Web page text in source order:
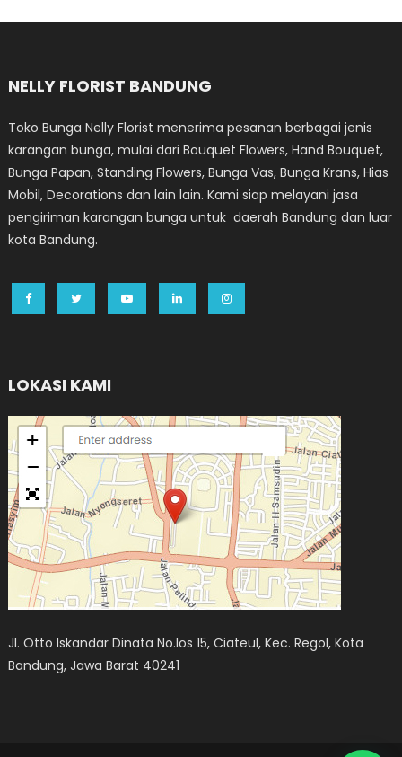
NELLY FLORIST BANDUNG
Toko Bunga Nelly Florist menerima pesanan berbagai jenis
karangan bunga, mulai dari Bouquet Flowers, Hand Bouquet,
Bunga Papan, Standing Flowers, Bunga Vas, Bunga Krans, Hias
Mobil, Decorations dan lain lain. Kami siap melayani jasa
pengiriman karangan bunga untuk daerah Bandung dan luar
kota Bandung.
LOKASI KAMI
Jl. Otto Iskandar Dinata No.los 15, Ciateul, Kec. Regol, Kota
Bandung, Jawa Barat 40241